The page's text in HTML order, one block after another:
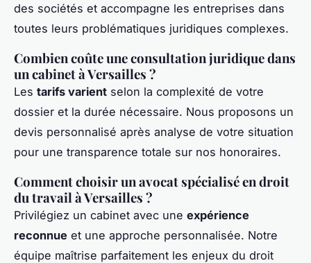
des sociétés et accompagne les entreprises dans
toutes leurs problématiques juridiques complexes.
Combien coûte une consultation juridique dans
un cabinet à Versailles ?
Les tarifs varient selon la complexité de votre
dossier et la durée nécessaire. Nous proposons un
devis personnalisé après analyse de votre situation
pour une transparence totale sur nos honoraires.
Comment choisir un avocat spécialisé en droit
du travail à Versailles ?
Privilégiez un cabinet avec une expérience
reconnue et une approche personnalisée. Notre
équipe maîtrise parfaitement les enjeux du droit